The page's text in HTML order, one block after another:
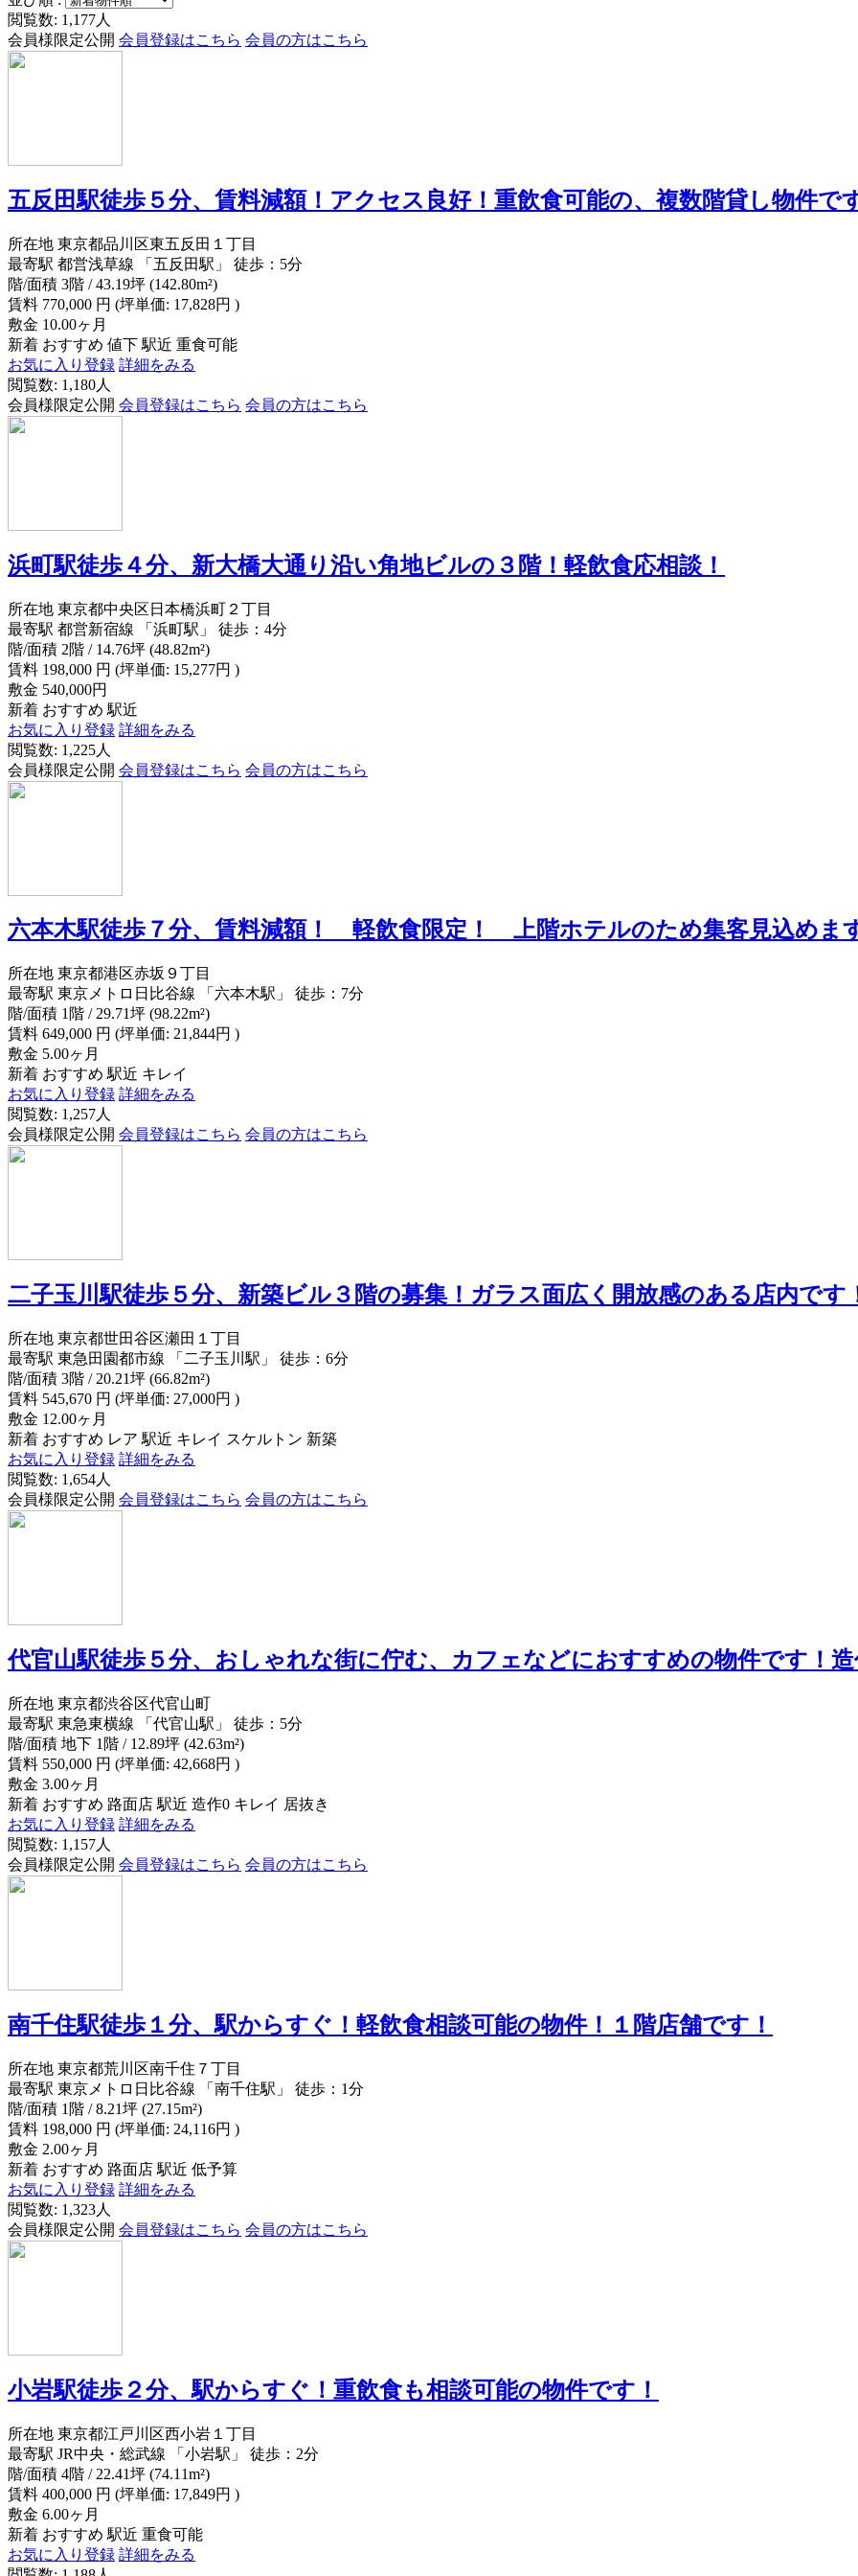
閲覧数: 1,177人
会員様限定公開 会員登録はこちら 会員の方はこちら
五反田駅徒歩５分、賃料減額！アクセス良好！重飲食可能の、複数階貸し物件で
所在地 東京都品川区東五反田１丁目
最寄駅 都営浅草線 「五反田駅」 徒歩：5分
階/面積 3階 / 43.19坪 (142.80m²)
賃料 770,000 円 (坪単価: 17,828円 )
敷金 10.00ヶ月
新着 おすすめ 値下 駅近 重食可能
お気に入り登録 詳細をみる
閲覧数: 1,180人
会員様限定公開 会員登録はこちら 会員の方はこちら
浜町駅徒歩４分、新大橋大通り沿い角地ビルの３階！軽飲食応相談！
所在地 東京都中央区日本橋浜町２丁目
最寄駅 都営新宿線 「浜町駅」 徒歩：4分
階/面積 2階 / 14.76坪 (48.82m²)
賃料 198,000 円 (坪単価: 15,277円 )
敷金 540,000円
新着 おすすめ 駅近
お気に入り登録 詳細をみる
閲覧数: 1,225人
会員様限定公開 会員登録はこちら 会員の方はこちら
六本木駅徒歩７分、賃料減額！ 軽飲食限定！ 上階ホテルのため集客見込めま
所在地 東京都港区赤坂９丁目
最寄駅 東京メトロ日比谷線 「六本木駅」 徒歩：7分
階/面積 1階 / 29.71坪 (98.22m²)
賃料 649,000 円 (坪単価: 21,844円 )
敷金 5.00ヶ月
新着 おすすめ 駅近 キレイ
お気に入り登録 詳細をみる
閲覧数: 1,257人
会員様限定公開 会員登録はこちら 会員の方はこちら
二子玉川駅徒歩５分、新築ビル３階の募集！ガラス面広く開放感のある店内です
所在地 東京都世田谷区瀬田１丁目
最寄駅 東急田園都市線 「二子玉川駅」 徒歩：6分
階/面積 3階 / 20.21坪 (66.82m²)
賃料 545,670 円 (坪単価: 27,000円 )
敷金 12.00ヶ月
新着 おすすめ レア 駅近 キレイ スケルトン 新築
お気に入り登録 詳細をみる
閲覧数: 1,654人
会員様限定公開 会員登録はこちら 会員の方はこちら
代官山駅徒歩５分、おしゃれな街に佇む、カフェなどにおすすめの物件です！
所在地 東京都渋谷区代官山町
最寄駅 東急東横線 「代官山駅」 徒歩：5分
階/面積 地下 1階 / 12.89坪 (42.63m²)
賃料 550,000 円 (坪単価: 42,668円 )
敷金 3.00ヶ月
新着 おすすめ 路面店 駅近 造作0 キレイ 居抜き
お気に入り登録 詳細をみる
閲覧数: 1,157人
会員様限定公開 会員登録はこちら 会員の方はこちら
南千住駅徒歩１分、駅からすぐ！軽飲食相談可能の物件！１階店舗です！
所在地 東京都荒川区南千住７丁目
最寄駅 東京メトロ日比谷線 「南千住駅」 徒歩：1分
階/面積 1階 / 8.21坪 (27.15m²)
賃料 198,000 円 (坪単価: 24,116円 )
敷金 2.00ヶ月
新着 おすすめ 路面店 駅近 低予算
お気に入り登録 詳細をみる
閲覧数: 1,323人
会員様限定公開 会員登録はこちら 会員の方はこちら
小岩駅徒歩２分、駅からすぐ！重飲食も相談可能の物件です！
所在地 東京都江戸川区西小岩１丁目
最寄駅 JR中央・総武線 「小岩駅」 徒歩：2分
階/面積 4階 / 22.41坪 (74.11m²)
賃料 400,000 円 (坪単価: 17,849円 )
敷金 6.00ヶ月
新着 おすすめ 駅近 重食可能
お気に入り登録 詳細をみる